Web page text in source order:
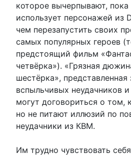
которое вычерпывают,
использует персонажей из
чем перезапустить своих
самых популярных героев
предстоящий фильм
четвёрка»). «Грязная
шестёрка»,
вспыльчивых неудачников
могут договориться о том,
но не питают иллюзий по
неудачники из КВМ.
Им трудно чувствовать